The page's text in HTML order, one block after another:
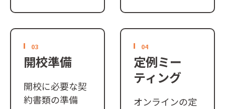
03
開校準備
開校に必要な契
約書類の準備
04
定例ミー
ティング
オンラインの定